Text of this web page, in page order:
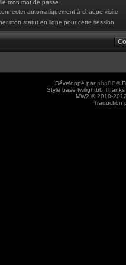
mon mot de passe
automatiquement à chaque visite
mon statut en ligne pour cette session
Développé par phpBB®
Style base twilightbb
MW2 © 2010-
Traduction